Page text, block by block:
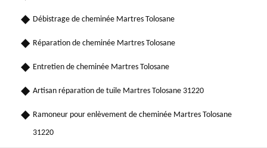
Débistrage de cheminée Martres Tolosane
Réparation de cheminée Martres Tolosane
Entretien de cheminée Martres Tolosane
Artisan réparation de tuile Martres Tolosane 31220
Ramoneur pour enlèvement de cheminée Martres Tolosane
31220